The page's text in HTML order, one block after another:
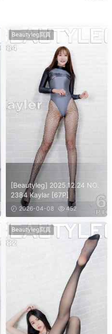
Beautyleg寫真
[Beautyleg] 2025.12.24 NO.
2384 Kaylar [67P]
2026-04-08 452
Beautyleg寫真